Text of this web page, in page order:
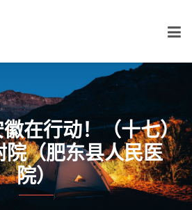
在行动！（十七）
院（肥东县人民医
院）